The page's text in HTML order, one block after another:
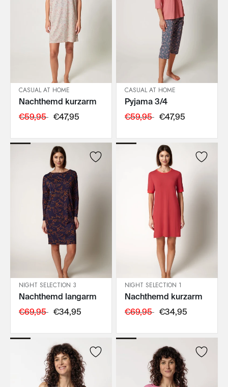
IN DEN WARENKORB
CASUAL AT HOME
Nachthemd kurzarm
€59,95 €47,95
IN DEN WARENKORB
CASUAL AT HOME
Pyjama 3/4
€59,95 €47,95
IN DEN WARENKORB
NIGHT SELECTION 3
Nachthemd langarm
€69,95 €34,95
IN DEN WARENKORB
NIGHT SELECTION 1
Nachthemd kurzarm
€69,95 €34,95